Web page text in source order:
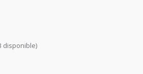
disponible)